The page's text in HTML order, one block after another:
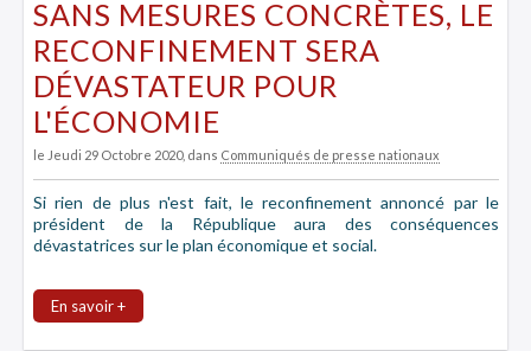
SANS MESURES CONCRÈTES, LE
RECONFINEMENT SERA
DÉVASTATEUR POUR
L'ÉCONOMIE
le Jeudi 29 Octobre 2020, dans Communiqués de presse nationaux
Si rien de plus n'est fait, le reconfinement annoncé par le
président de la République aura des conséquences
dévastatrices sur le plan économique et social.
En savoir +